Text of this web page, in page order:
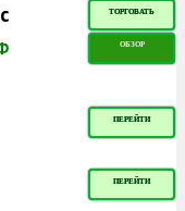
ТОРГОВАТЬ
ОБЗОР
ПЕРЕЙТИ
ПЕРЕЙТИ